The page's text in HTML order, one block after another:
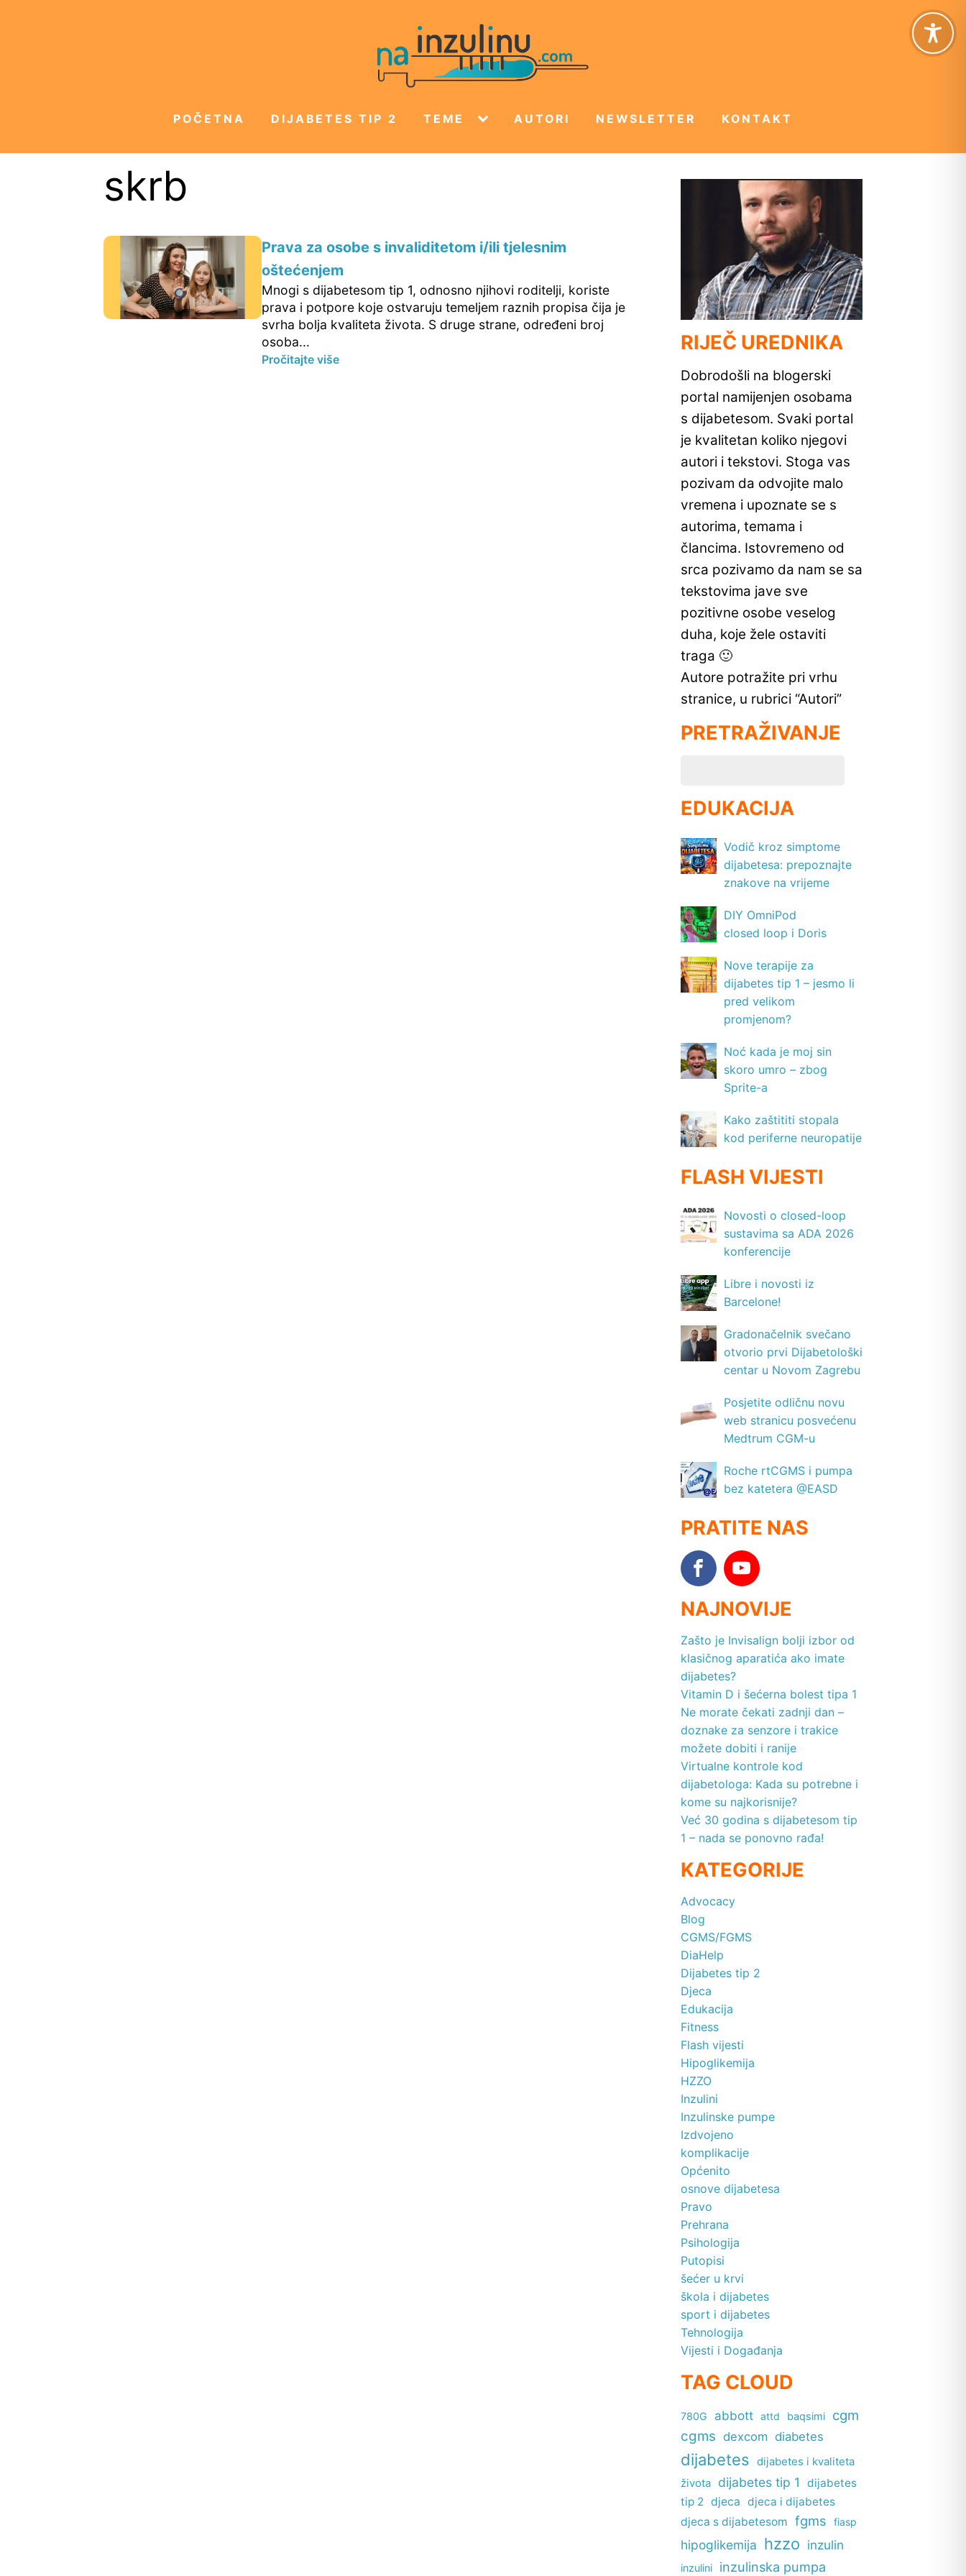
POČETNA DIJABETES TIP 2 TEME AUTORI NEWSLETTER KONTAKT
skrb
Prava za osobe s invaliditetom i/ili tjelesnim
oštećenjem
Mnogi s dijabetesom tip 1, odnosno njihovi roditelji, koriste
prava i potpore koje ostvaruju temeljem raznih propisa čija je
svrha bolja kvaliteta života. S druge strane, određeni broj
osoba...
Pročitajte više
RIJEČ UREDNIKA
Dobrodošli na blogerski
portal namijenjen osobama
s dijabetesom. Svaki portal
je kvalitetan koliko njegovi
autori i tekstovi. Stoga vas
pozivam da odvojite malo
vremena i upoznate se s
autorima, temama i
člancima. Istovremeno od
srca pozivamo da nam se sa
tekstovima jave sve
pozitivne osobe veselog
duha, koje žele ostaviti
traga 🙂
Autore potražite pri vrhu
stranice, u rubrici “Autori”
PRETRAŽIVANJE
EDUKACIJA
Vodič kroz simptome
dijabetesa: prepoznajte
znakove na vrijeme
DIY OmniPod
closed loop i Doris
Nove terapije za
dijabetes tip 1 – jesmo li
pred velikom
promjenom?
Noć kada je moj sin
skoro umro – zbog
Sprite-a
Kako zaštititi stopala
kod periferne neuropatije
FLASH VIJESTI
Novosti o closed-loop
sustavima sa ADA 2026
konferencije
Libre i novosti iz
Barcelone!
Gradonačelnik svečano
otvorio prvi Dijabetološki
centar u Novom Zagrebu
Posjetite odličnu novu
web stranicu posvećenu
Medtrum CGM-u
Roche rtCGMS i pumpa
bez katetera @EASD
PRATITE NAS
NAJNOVIJE
Zašto je Invisalign bolji izbor od
klasičnog aparatića ako imate
dijabetes?
Vitamin D i šećerna bolest tipa 1
Ne morate čekati zadnji dan –
doznake za senzore i trakice
možete dobiti i ranije
Virtualne kontrole kod
dijabetologa: Kada su potrebne i
kome su najkorisnije?
Već 30 godina s dijabetesom tip
1 – nada se ponovno rađa!
KATEGORIJE
Advocacy
Blog
CGMS/FGMS
DiaHelp
Dijabetes tip 2
Djeca
Edukacija
Fitness
Flash vijesti
Hipoglikemija
HZZO
Inzulini
Inzulinske pumpe
Izdvojeno
komplikacije
Općenito
osnove dijabetesa
Pravo
Prehrana
Psihologija
Putopisi
šećer u krvi
škola i dijabetes
sport i dijabetes
Tehnologija
Vijesti i Događanja
TAG CLOUD
780G abbott attd baqsimi cgm
cgms dexcom diabetes
dijabetes
dijabetes i kvaliteta
života
dijabetes tip 1
dijabetes
tip 2 djeca djeca i dijabetes
djeca s dijabetesom fgms fiasp
hipoglikemija hzzo inzulin
inzulini inzulinska pumpa